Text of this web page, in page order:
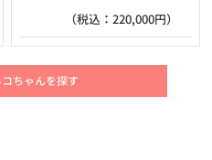
（税込：220,000円）
ちゃんを探す